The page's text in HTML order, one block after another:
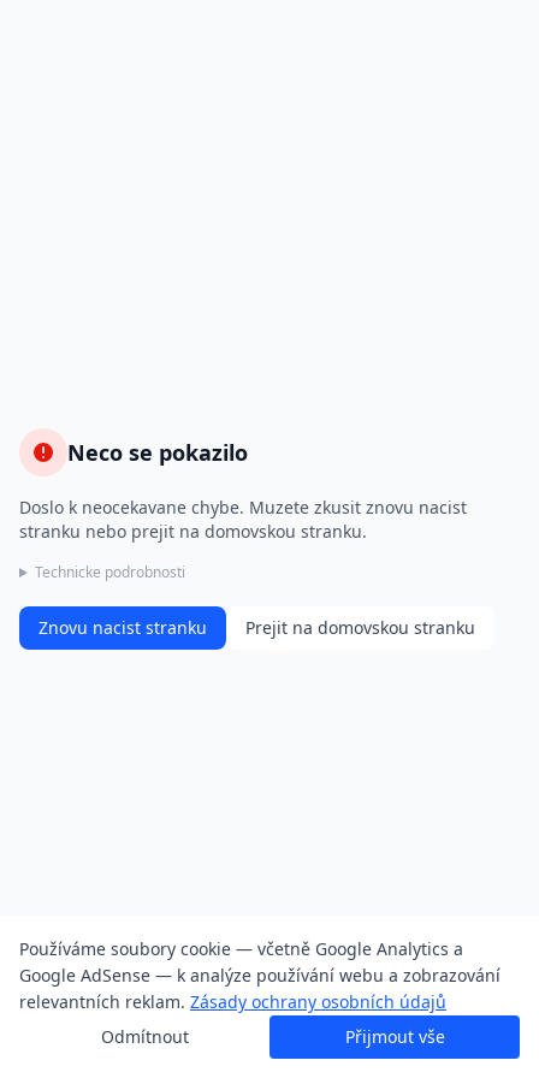
Neco se pokazilo
Doslo k neocekavane chybe. Muzete zkusit znovu nacist
stranku nebo prejit na domovskou stranku.
Technicke podrobnosti
Znovu nacist stranku Prejit na domovskou stranku
Používáme soubory cookie — včetně Google Analytics a
Google AdSense — k analýze používání webu a zobrazování
relevantních reklam. Zásady ochrany osobních údajů
Odmítnout
Přijmout vše